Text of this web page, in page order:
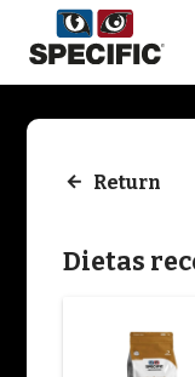
Return
Dietas